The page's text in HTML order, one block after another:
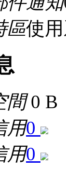
區使
間0 B
用0
用0